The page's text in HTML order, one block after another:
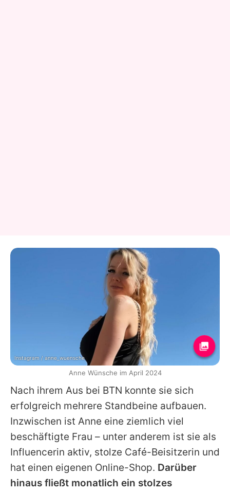
Nach ihrem Aus bei BTN konnte sie sich
erfolgreich mehrere Standbeine aufbauen.
Inzwischen ist Anne eine ziemlich viel
beschäftigte Frau – unter anderem ist sie als
Influencerin aktiv, stolze Café-Beisitzerin und
hat einen eigenen Online-Shop. Darüber
hinaus fließt monatlich ein stolzes
Instagram / anne_wuensche
Anne Wünsche im April 2024